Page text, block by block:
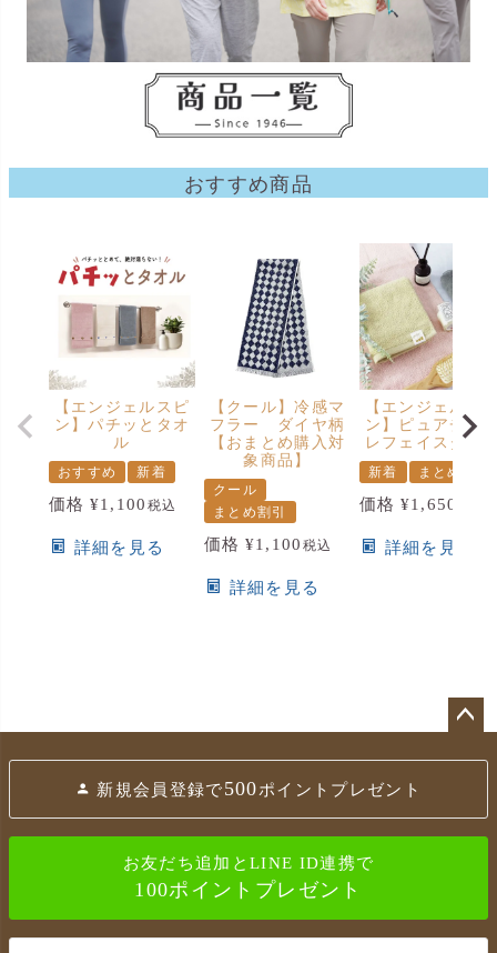
おすすめ商品
【エンジェルスピ
ン】パチッとタオ
ル
おすすめ 新着
価格 ¥1,100 税込
詳細を見る
【クール】冷感マ
フラー ダイヤ柄
【おまとめ購入対
象商品】
クール
まとめ割引
価格 ¥1,100 税込
詳細を見る
【エンジェルス
ン】ピュアチェ
レフェイスタオ
新着 まとめ割引
価格 ¥1,650
詳細を見る
ト
新規会員登録で500ポイントプレゼント
お友だち追加とLINE ID連携で
100ポイントプレゼント